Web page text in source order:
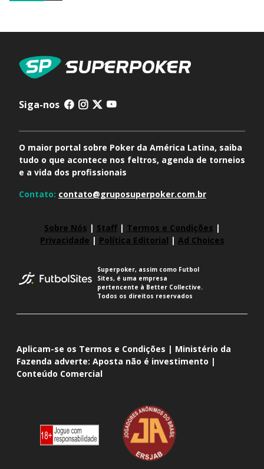
Siga-nos
O maior portal sobre Poker da América Latina, saiba
tudo o que acontece nos feltros, agenda de torneios
e a vida dos profissionais
Contato: contato@gruposuperpoker.com.br
Sobre Nós | Staff| Termos e Condições |
Privacidade | Política Editorial | Ad Choices
Superpoker, assim como Futbol
Sites, é uma empresa
pertencente à Better Collective.
Todos os direitos reservados
Aplicam-se os Termos e Condições | Ministério da
Fazenda adverte: Aposta não é investimento |
Conteúdo Comercial